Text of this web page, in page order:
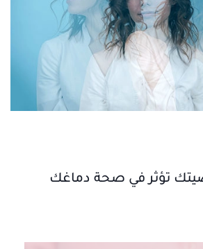
تؤثر في صحة دماغك